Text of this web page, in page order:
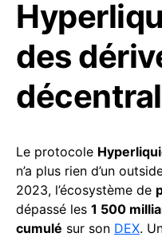
des
Le protocole
n’a plus rien d’un
2023, l’écosystème de
dépassé les 1 500
cumulé sur son DEX.